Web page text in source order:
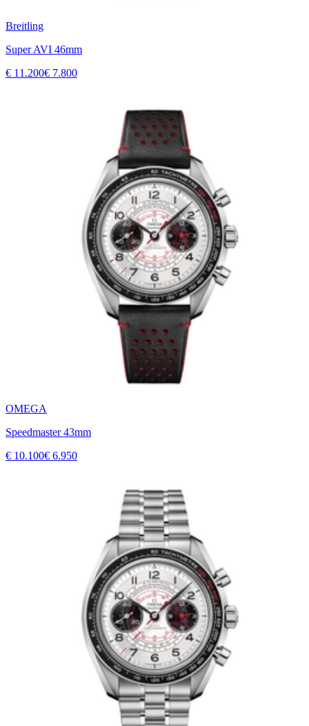
Breitling
Super AVI 46mm
€ 11.200€ 7.800
OMEGA
Speedmaster 43mm
€ 10.100€ 6.950